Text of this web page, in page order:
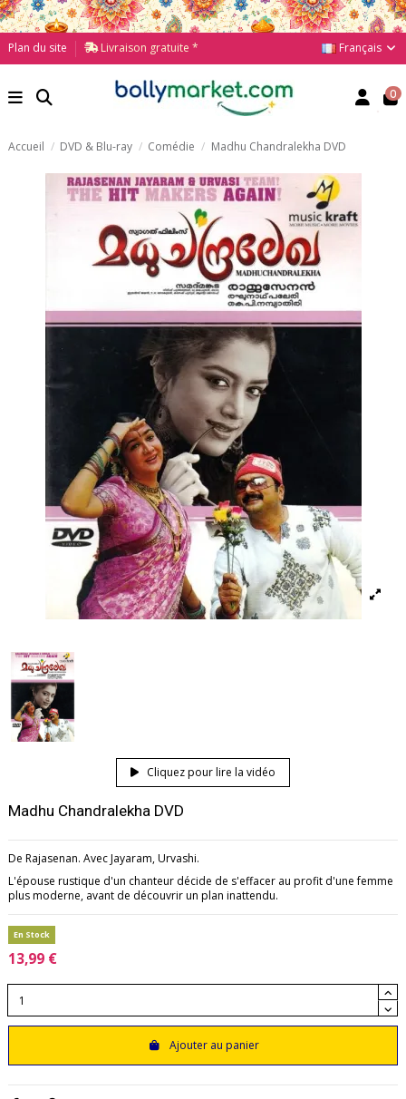
Plan du site Livraison gratuite * Français
0
Accueil DVD & Blu-ray Comédie Madhu Chandralekha DVD
Cliquez pour lire la vidéo
Madhu Chandralekha DVD
De Rajasenan. Avec Jayaram, Urvashi.
L'épouse rustique d'un chanteur décide de s'effacer au profit d'une femme
plus moderne, avant de découvrir un plan inattendu.
En Stock
13,99 €
Ajouter au panier